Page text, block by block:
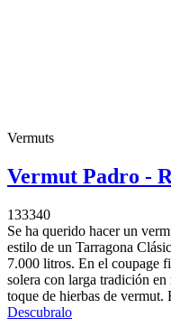
Vermuts
Vermut Padro -
133340
Se ha querido hacer un
estilo de un Tarragona
7.000 litros. En el coupage
solera con larga tradición en
toque de hierbas de vermut.
Descubralo